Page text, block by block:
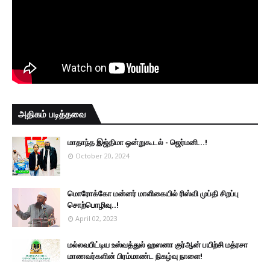
அதிகம் படித்தவை
மாதாந்த இஜ்திமா ஒன்றுகூடல் - ஜெர்மனி…!
October 20, 2024
மொரோக்கோ மன்னர் மாளிகையில் ரிஸ்வி முப்தி சிறப்பு
சொற்பொழிவு..!
April 02, 2023
மல்லவபிட்டிய உஸ்வத்துல் ஹஸனா குர்ஆன் பயிற்சி மத்ரசா
மாணவர்களின் பிரம்மாண்ட நிகழ்வு நாளை!